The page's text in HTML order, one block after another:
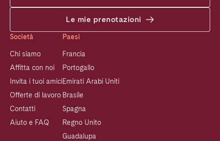
Le mie prenotazioni
Società
Chi siamo
Affitta con noi
Invita i tuoi amici
Offerte di lavoro
Contatti
Aiuto e FAQ
Paesi
Francia
Portogallo
Emirati Arabi Uniti
Brasile
Spagna
Regno Unito
Guadalupa